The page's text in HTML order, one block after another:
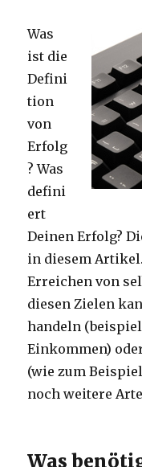
Was
ist die
Defini
tion
von
Erfolg
? Was
defini
ert
Deinen Erfolg?
in diesem
Erreichen von
diesen Zielen
handeln
Einkommen)
(wie zum
noch weitere
Was